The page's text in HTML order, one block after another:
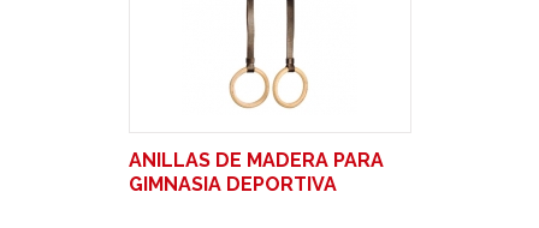
ANILLAS DE MADERA PARA
GIMNASIA DEPORTIVA